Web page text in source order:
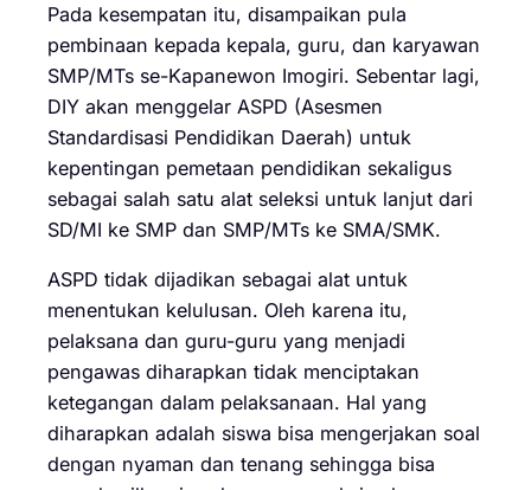
Pada kesempatan itu, disampaikan pula
pembinaan kepada kepala, guru, dan karyawan
SMP/MTs se-Kapanewon Imogiri. Sebentar lagi,
DIY akan menggelar ASPD (Asesmen
Standardisasi Pendidikan Daerah) untuk
kepentingan pemetaan pendidikan sekaligus
sebagai salah satu alat seleksi untuk lanjut dari
SD/MI ke SMP dan SMP/MTs ke SMA/SMK.
ASPD tidak dijadikan sebagai alat untuk
menentukan kelulusan. Oleh karena itu,
pelaksana dan guru-guru yang menjadi
pengawas diharapkan tidak menciptakan
ketegangan dalam pelaksanaan. Hal yang
diharapkan adalah siswa bisa mengerjakan soal
dengan nyaman dan tenang sehingga bisa